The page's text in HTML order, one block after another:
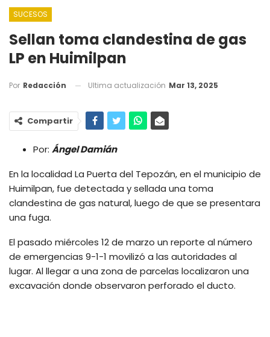
SUCESOS
Sellan toma clandestina de gas
LP en Huimilpan
Por Redacción Ultima actualización Mar 13, 2025
Compartir
Por: Ángel Damián
En la localidad La Puerta del Tepozán, en el municipio de
Huimilpan, fue detectada y sellada una toma
clandestina de gas natural, luego de que se presentara
una fuga.
El pasado miércoles 12 de marzo un reporte al número
de emergencias 9-1-1 movilizó a las autoridades al
lugar. Al llegar a una zona de parcelas localizaron una
excavación donde observaron perforado el ducto.